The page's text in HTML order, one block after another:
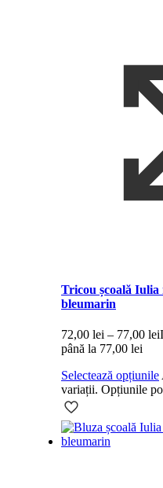
Tricou școală Iulia
bleumarin
72,00 lei – 77,00 lei
până la 77,00 lei
Selectează opțiunile
variații. Opțiunile